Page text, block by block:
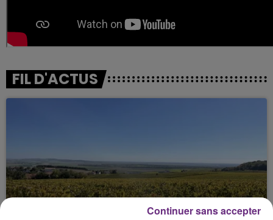
FIL D'ACTUS
SI TOUT LE MONDE FAIT ÇA, MOI L'ANNÉE
Continuer sans accepter